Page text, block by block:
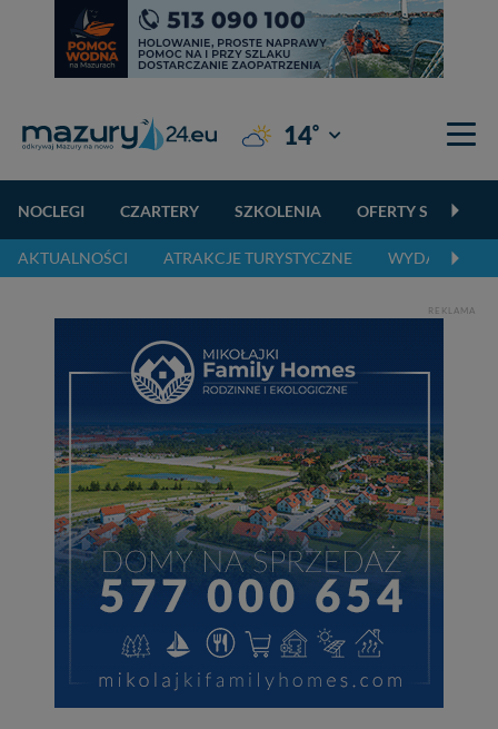
14° Giżycko
NOCLEGI CZARTERY SZKOLENIA OFERTY
AKTUALNOŚCI ATRAKCJE TURYSTYCZNE WYDARZENIA
REKLAMA